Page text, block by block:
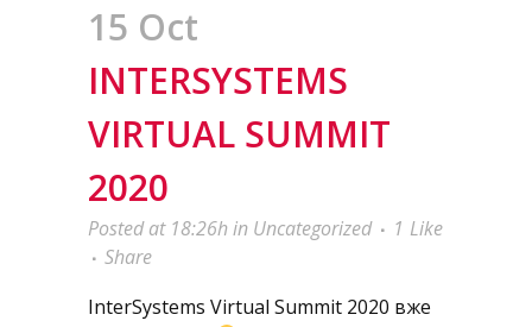
15 Oct
INTERSYSTEMS
VIRTUAL SUMMIT
2020
Posted at 18:26hin Uncategorized 1 Like
Share
InterSystems Virtual Summit 2020 вже